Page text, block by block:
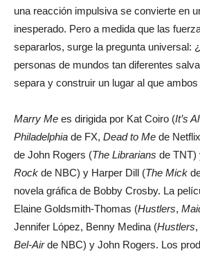
una reacción impulsiva se convierte en
inesperado. Pero a medida que las
separarlos, surge la pregunta universal:
personas de mundos tan diferentes
separa y construir un lugar al que
Marry Me es dirigida por Kat Coiro (It’s
Philadelphia de FX, Dead to Me de
de John Rogers (The Librarians de TNT)
Rock de NBC) y Harper Dill (The Mick
novela gráfica de Bobby Crosby. La
Elaine Goldsmith-Thomas (Hustlers,
Jennifer López, Benny Medina (Hustlers,
Bel-Airde NBC) y John Rogers. Los